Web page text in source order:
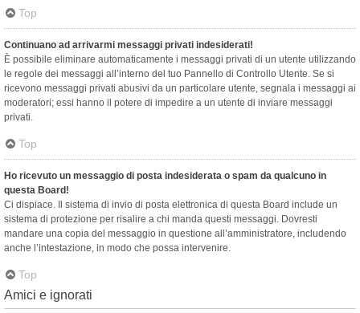
Top
Continuano ad arrivarmi messaggi privati indesiderati!
È possibile eliminare automaticamente i messaggi privati ​​di un utente utilizzando
le regole dei messaggi all’interno del tuo Pannello di Controllo Utente. Se si
ricevono messaggi privati ​​abusivi da un particolare utente, segnala i messaggi ai
moderatori; essi hanno il potere di impedire a un utente di inviare messaggi
privati​​.
Top
Ho ricevuto un messaggio di posta indesiderata o spam da qualcuno in
questa Board!
Ci dispiace. Il sistema di invio di posta elettronica di questa Board include un
sistema di protezione per risalire a chi manda questi messaggi. Dovresti
mandare una copia del messaggio in questione all’amministratore, includendo
anche l’intestazione, in modo che possa intervenire.
Top
Amici e ignorati